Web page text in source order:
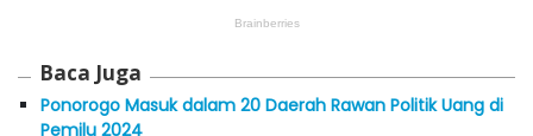
Baca Juga
Ponorogo Masuk dalam 20 Daerah Rawan Politik Uang di
Pemilu 2024